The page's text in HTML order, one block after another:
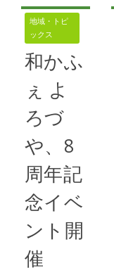
翠住職による
祝祷祈願回向
の奉読、報
続きを読む
58号
地域・トピ
ックス
和かふ
ぇ よ
ろづ
や、8
周年記
念イベ
ント開
催